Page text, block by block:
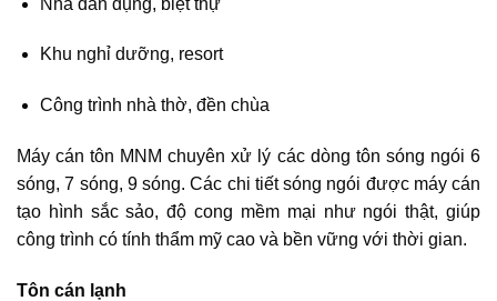
Khu nghỉ dưỡng, resort
Công trình nhà thờ, đền chùa
Máy cán tôn MNM chuyên xử lý các dòng tôn sóng ngói 6
sóng, 7 sóng, 9 sóng. Các chi tiết sóng ngói được máy cán
tạo hình sắc sảo, độ cong mềm mại như ngói thật, giúp
công trình có tính thẩm mỹ cao và bền vững với thời gian.
Tôn cán lạnh